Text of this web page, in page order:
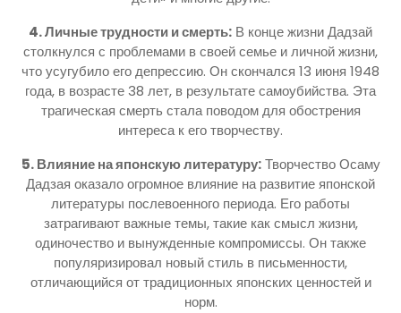
4. Личные трудности и смерть: В конце жизни Дадзай
столкнулся с проблемами в своей семье и личной жизни,
что усугубило его депрессию. Он скончался 13 июня 1948
года, в возрасте 38 лет, в результате самоубийства. Эта
трагическая смерть стала поводом для обострения
интереса к его творчеству.
5. Влияние на японскую литературу:Творчество Осаму
Дадзая оказало огромное влияние на развитие японской
литературы послевоенного периода. Его работы
затрагивают важные темы, такие как смысл жизни,
одиночество и вынужденные компромиссы. Он также
популяризировал новый стиль в письменности,
отличающийся от традиционных японских ценностей и
норм.